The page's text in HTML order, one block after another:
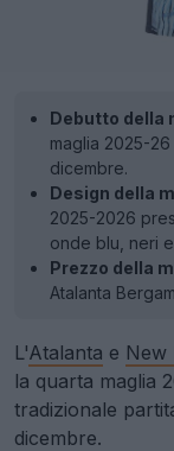
Debutto della
maglia 2025-
dicembre.
Design della
2025-2026
onde blu, neri
Prezzo della
Atalanta
L'Atalanta e New
la quarta maglia
tradizionale
dicembre.